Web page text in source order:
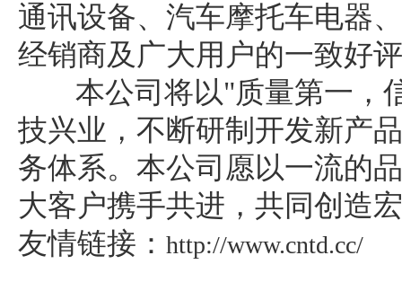
通讯设备、汽车摩托车电器
经销商及广大用户的一致好
本公司将以"质量第一，
技兴业，不断研制开发新产
务体系。本公司愿以一流的
大客户携手共进，共同创造
友情链接： http://www.cntd.cc/